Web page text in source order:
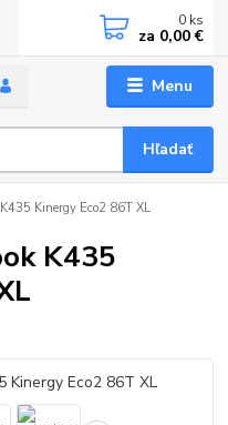
Menu
Hľadať
0 ks
za 0,00 €
Kinergy Eco2 86T XL
K435